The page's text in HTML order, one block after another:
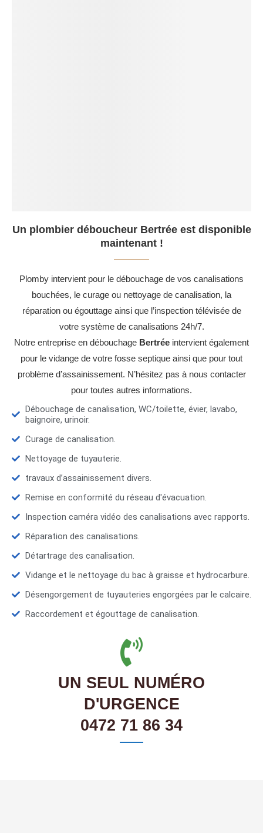
Un plombier déboucheur Bertrée est disponible
maintenant !
Plomby intervient pour le débouchage de vos canalisations
bouchées, le curage ou nettoyage de canalisation, la
réparation ou égouttage ainsi que l’inspection télévisée de
votre système de canalisations 24h/7.
Notre entreprise en débouchage Bertrée intervient également
pour le vidange de votre fosse septique ainsi que pour tout
problème d’assainissement. N’hésitez pas à nous contacter
pour toutes autres informations.
Débouchage de canalisation, WC/toilette, évier, lavabo,
baignoire, urinoir.
Curage de canalisation.
Nettoyage de tuyauterie.
travaux d’assainissement divers.
Remise en conformité du réseau d'évacuation.
Inspection caméra vidéo des canalisations avec rapports.
Réparation des canalisations.
Détartrage des canalisation.
Vidange et le nettoyage du bac à graisse et hydrocarbure.
Désengorgement de tuyauteries engorgées par le calcaire.
Raccordement et égouttage de canalisation.
UN SEUL NUMÉRO
D'URGENCE
0472 71 86 34